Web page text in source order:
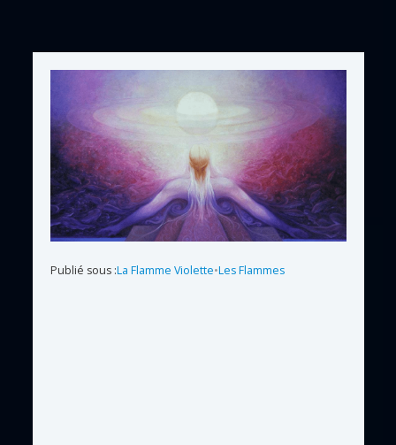
Publié sous :La Flamme Violette•Les Flammes